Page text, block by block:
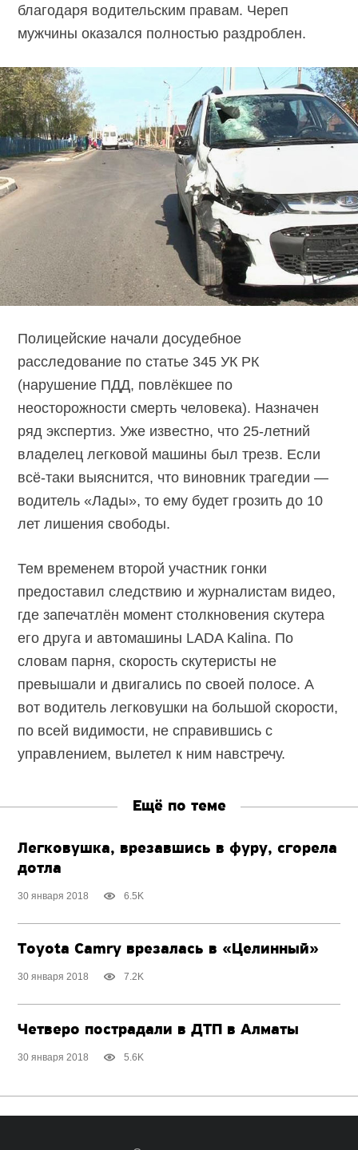
благодаря водительским правам. Череп
мужчины оказался полностью раздроблен.
Полицейские начали досудебное
расследование по статье 345 УК РК
(нарушение ПДД, повлёкшее по
неосторожности смерть человека). Назначен
ряд экспертиз. Уже известно, что 25-летний
владелец легковой машины был трезв. Если
всё-таки выяснится, что виновник трагедии —
водитель «Лады», то ему будет грозить до 10
лет лишения свободы.
Тем временем второй участник гонки
предоставил следствию и журналистам видео,
где запечатлён момент столкновения скутера
его друга и автомашины LADA Kalina. По
словам парня, скорость скутеристы не
превышали и двигались по своей полосе. А
вот водитель легковушки на большой скорости,
по всей видимости, не справившись с
управлением, вылетел к ним навстречу.
Ещё по теме
Легковушка, врезавшись в фуру, сгорела
дотла
30 января 2018 6.5K
Toyota Camry врезалась в «Целинный»
30 января 2018 7.2K
Четверо пострадали в ДТП в Алматы
30 января 2018 5.6K